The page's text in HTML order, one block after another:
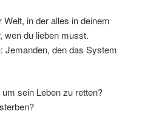
in der alles in deinem
wen du lieben musst.
Jemanden, den das System
sein Leben zu retten?